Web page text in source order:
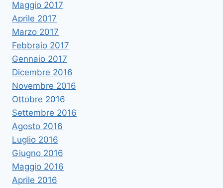
Maggio 2017
Aprile 2017
Marzo 2017
Febbraio 2017
Gennaio 2017
Dicembre 2016
Novembre 2016
Ottobre 2016
Settembre 2016
Agosto 2016
Luglio 2016
Giugno 2016
Maggio 2016
Aprile 2016